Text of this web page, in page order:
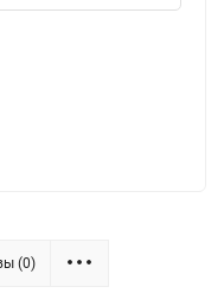
(0)